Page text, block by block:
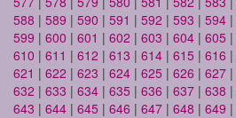
588 | 589 | 590 | 591 | 592 | 593 | 594 |
599 | 600 | 601 | 602 | 603 | 604 | 605 |
610 | 611 | 612 | 613 | 614 | 615 | 616 |
621 | 622 | 623 | 624 | 625 | 626 | 627 |
632 | 633 | 634 | 635 | 636 | 637 | 638 |
643 | 644 | 645 | 646 | 647 | 648 | 649 |